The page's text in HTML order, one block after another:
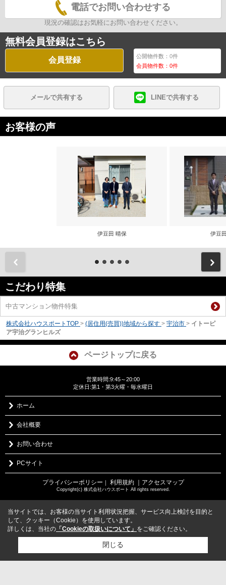
電話でお問い合わせする
現況の確認はお気軽にお問い合わせください。
無料会員登録はこちら
会員登録 公開物件数：0件
会員物件数：0件
メールで共有する LINEで共有する
お客様の声
伊豆田 晴保 伊豆
こだわり特集
中古マンション物件特集
株式会社ハウスポートTOP > (居住用(売買))地域から探す > 宇治市 > イトーピ
ア宇治グランヒルズ
ページトップに戻る
営業時間:9:45～20:00
定休日:第1・第3火曜・毎水曜日
ホーム
会社概要
お問い合わせ
PCサイト
プライバシーポリシー ｜ 利用規約 ｜アクセスマップ
Copyright(c) 株式会社ハウスポート All rights reserved.
当サイトでは、お客様の当サイト利用状況把握、サービス向上検討を目的と
して、クッキー（Cookie）を使用しています。
詳しくは、当社の 「Cookieの取扱いについて」 をご確認ください。
閉じる